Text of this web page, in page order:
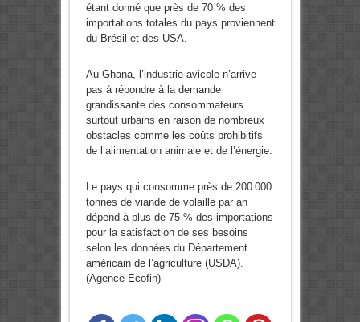
étant donné que près de 70 % des
importations totales du pays proviennent
du Brésil et des USA.
Au Ghana, l’industrie avicole n’arrive
pas à répondre à la demande
grandissante des consommateurs
surtout urbains en raison de nombreux
obstacles comme les coûts prohibitifs
de l’alimentation animale et de l’énergie.
Le pays qui consomme près de 200 000
tonnes de viande de volaille par an
dépend à plus de 75 % des importations
pour la satisfaction de ses besoins
selon les données du Département
américain de l’agriculture (USDA).
(Agence Ecofin)